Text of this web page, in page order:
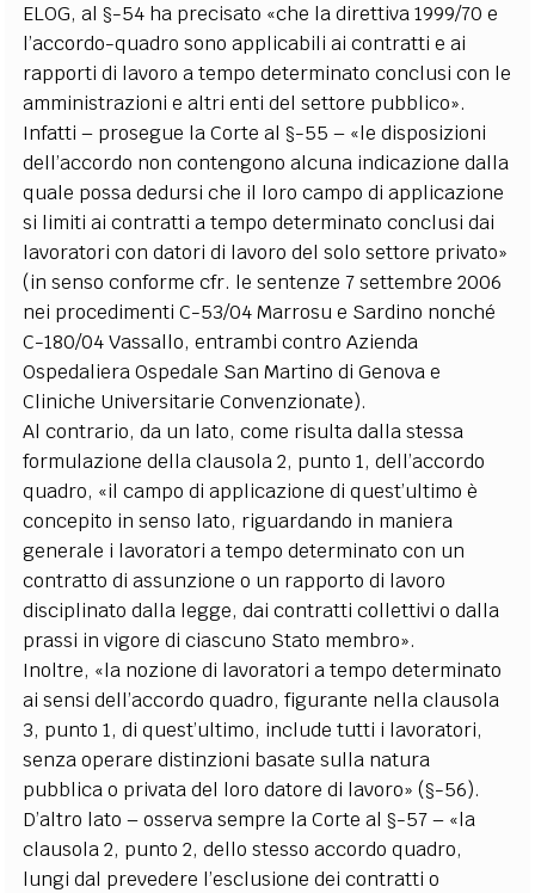
ELOG, al §-54 ha precisato «che la direttiva 1999/70 e
l’accordo-quadro sono applicabili ai contratti e ai
rapporti di lavoro a tempo determinato conclusi con le
amministrazioni e altri enti del settore pubblico».
Infatti – prosegue la Corte al §-55 – «le disposizioni
dell’accordo non contengono alcuna indicazione dalla
quale possa dedursi che il loro campo di applicazione
si limiti ai contratti a tempo determinato conclusi dai
lavoratori con datori di lavoro del solo settore privato»
(in senso conforme cfr. le sentenze 7 settembre 2006
nei procedimenti C-53/04 Marrosu e Sardino nonché
C-180/04 Vassallo, entrambi contro Azienda
Ospedaliera Ospedale San Martino di Genova e
Cliniche Universitarie Convenzionate).
Al contrario, da un lato, come risulta dalla stessa
formulazione della clausola 2, punto 1, dell’accordo
quadro, «il campo di applicazione di quest’ultimo è
concepito in senso lato, riguardando in maniera
generale i lavoratori a tempo determinato con un
contratto di assunzione o un rapporto di lavoro
disciplinato dalla legge, dai contratti collettivi o dalla
prassi in vigore di ciascuno Stato membro».
Inoltre, «la nozione di lavoratori a tempo determinato
ai sensi dell’accordo quadro, figurante nella clausola
3, punto 1, di quest’ultimo, include tutti i lavoratori,
senza operare distinzioni basate sulla natura
pubblica o privata del loro datore di lavoro» (§-56).
D’altro lato – osserva sempre la Corte al §-57 – «la
clausola 2, punto 2, dello stesso accordo quadro,
lungi dal prevedere l’esclusione dei contratti o